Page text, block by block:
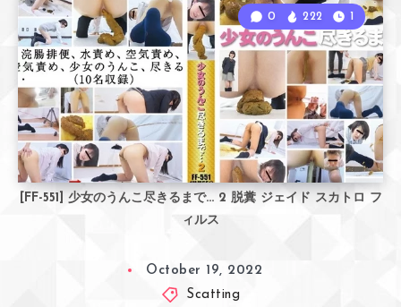
[FF-551] 少女のうんこ尽きるまで… 2 脱糞 ジェイド スカトロ フ
ィルス
0 222 1
October 19, 2022
Scatting